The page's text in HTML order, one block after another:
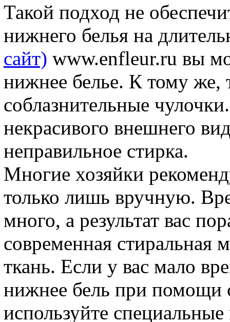
Такой подход не
нижнего белья на
сайт) www.enfleur.ru вы
нижнее белье. К тому же,
соблазнительные
некрасивого внешнего
неправильное стирка.
Многие хозяйки
только лишь вручную.
много, а результат вас
современная стиральная
ткань. Если у вас мало
нижнее бель при помощи
используйте